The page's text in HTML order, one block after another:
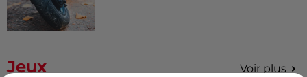
Jeux Voir plus